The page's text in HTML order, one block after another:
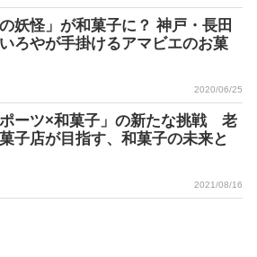
の妖怪」が和菓子に？ 神戸・長田
ろやが手掛けるアマビエのお菓
2020/06/25
ポーツ×和菓子」の新たな挑戦 老
子店が目指す、和菓子の未来と
2021/08/16